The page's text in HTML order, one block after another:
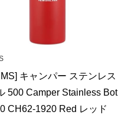
キャンパー ステンレス
500 Camper Stainless Bot
CH62-1920 Red レッド